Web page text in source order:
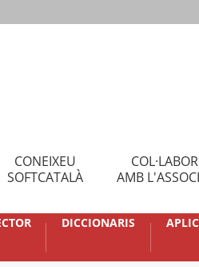
CONEIXEU
SOFTCATALÀ
AMB
DICCIONARIS